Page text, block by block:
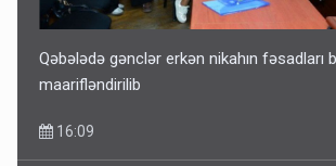
Qəbələdə gənclər erkən nikahın fəsadları
maarifləndirilib
16:09